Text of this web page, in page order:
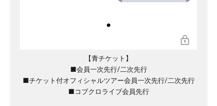
【青チケット】
■会員一次先行/二次先行
■チケット付オフィシャルツアー会員一次先行/二次先行
■コブクロライブ会員先行